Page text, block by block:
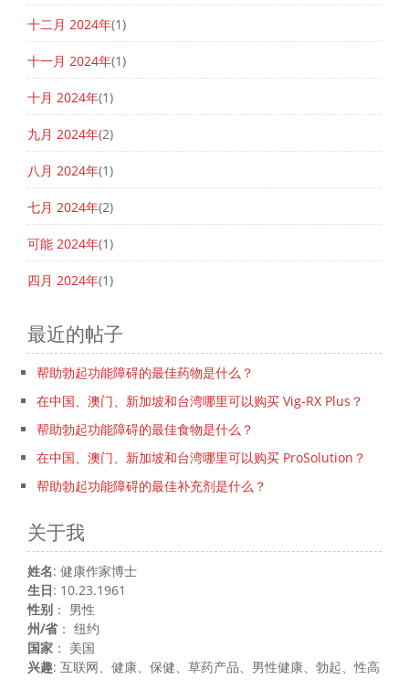
十二月 2024年(1)
十一月 2024年(1)
十月 2024年(1)
九月 2024年(2)
八月 2024年(1)
七月 2024年(2)
可能 2024年(1)
四月 2024年(1)
最近的帖子
帮助勃起功能障碍的最佳药物是什么？
在中国、澳门、新加坡和台湾哪里可以购买 Vig-RX Plus？
帮助勃起功能障碍的最佳食物是什么？
在中国、澳门、新加坡和台湾哪里可以购买 ProSolution？
帮助勃起功能障碍的最佳补充剂是什么？
关于我
姓名: 健康作家博士
生日: 10.23.1961
性别 ： 男性
州/省： 纽约
国家 ： 美国
兴趣: 互联网、健康、保健、草药产品、男性健康、勃起、性高